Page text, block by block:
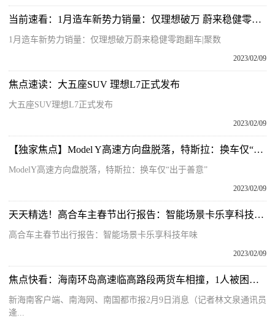
当前速看：1月造车新势力销量：仅理想破万 蔚来稳健零跑翻车 | 聚数
1月造车新势力销量：仅理想破万蔚来稳健零跑翻车|聚数
2023/02/09
焦点速读：大五座SUV 理想L7正式发布
大五座SUV理想L7正式发布
2023/02/09
【独家焦点】Model Y高速方向盘脱落，特斯拉：换车仅“出于善意”
ModelY高速方向盘脱落，特斯拉：换车仅“出于善意”
2023/02/09
天天精选！高合车主春节出行报告：智能场景卡乐享科技年味
高合车主春节出行报告：智能场景卡乐享科技年味
2023/02/09
焦点快看：海南环岛高速临高路段两货车相撞，1人被困！消防紧急救援
新海南客户端、南海网、南国都市报2月9日消息（记者林文泉通讯员
逄...